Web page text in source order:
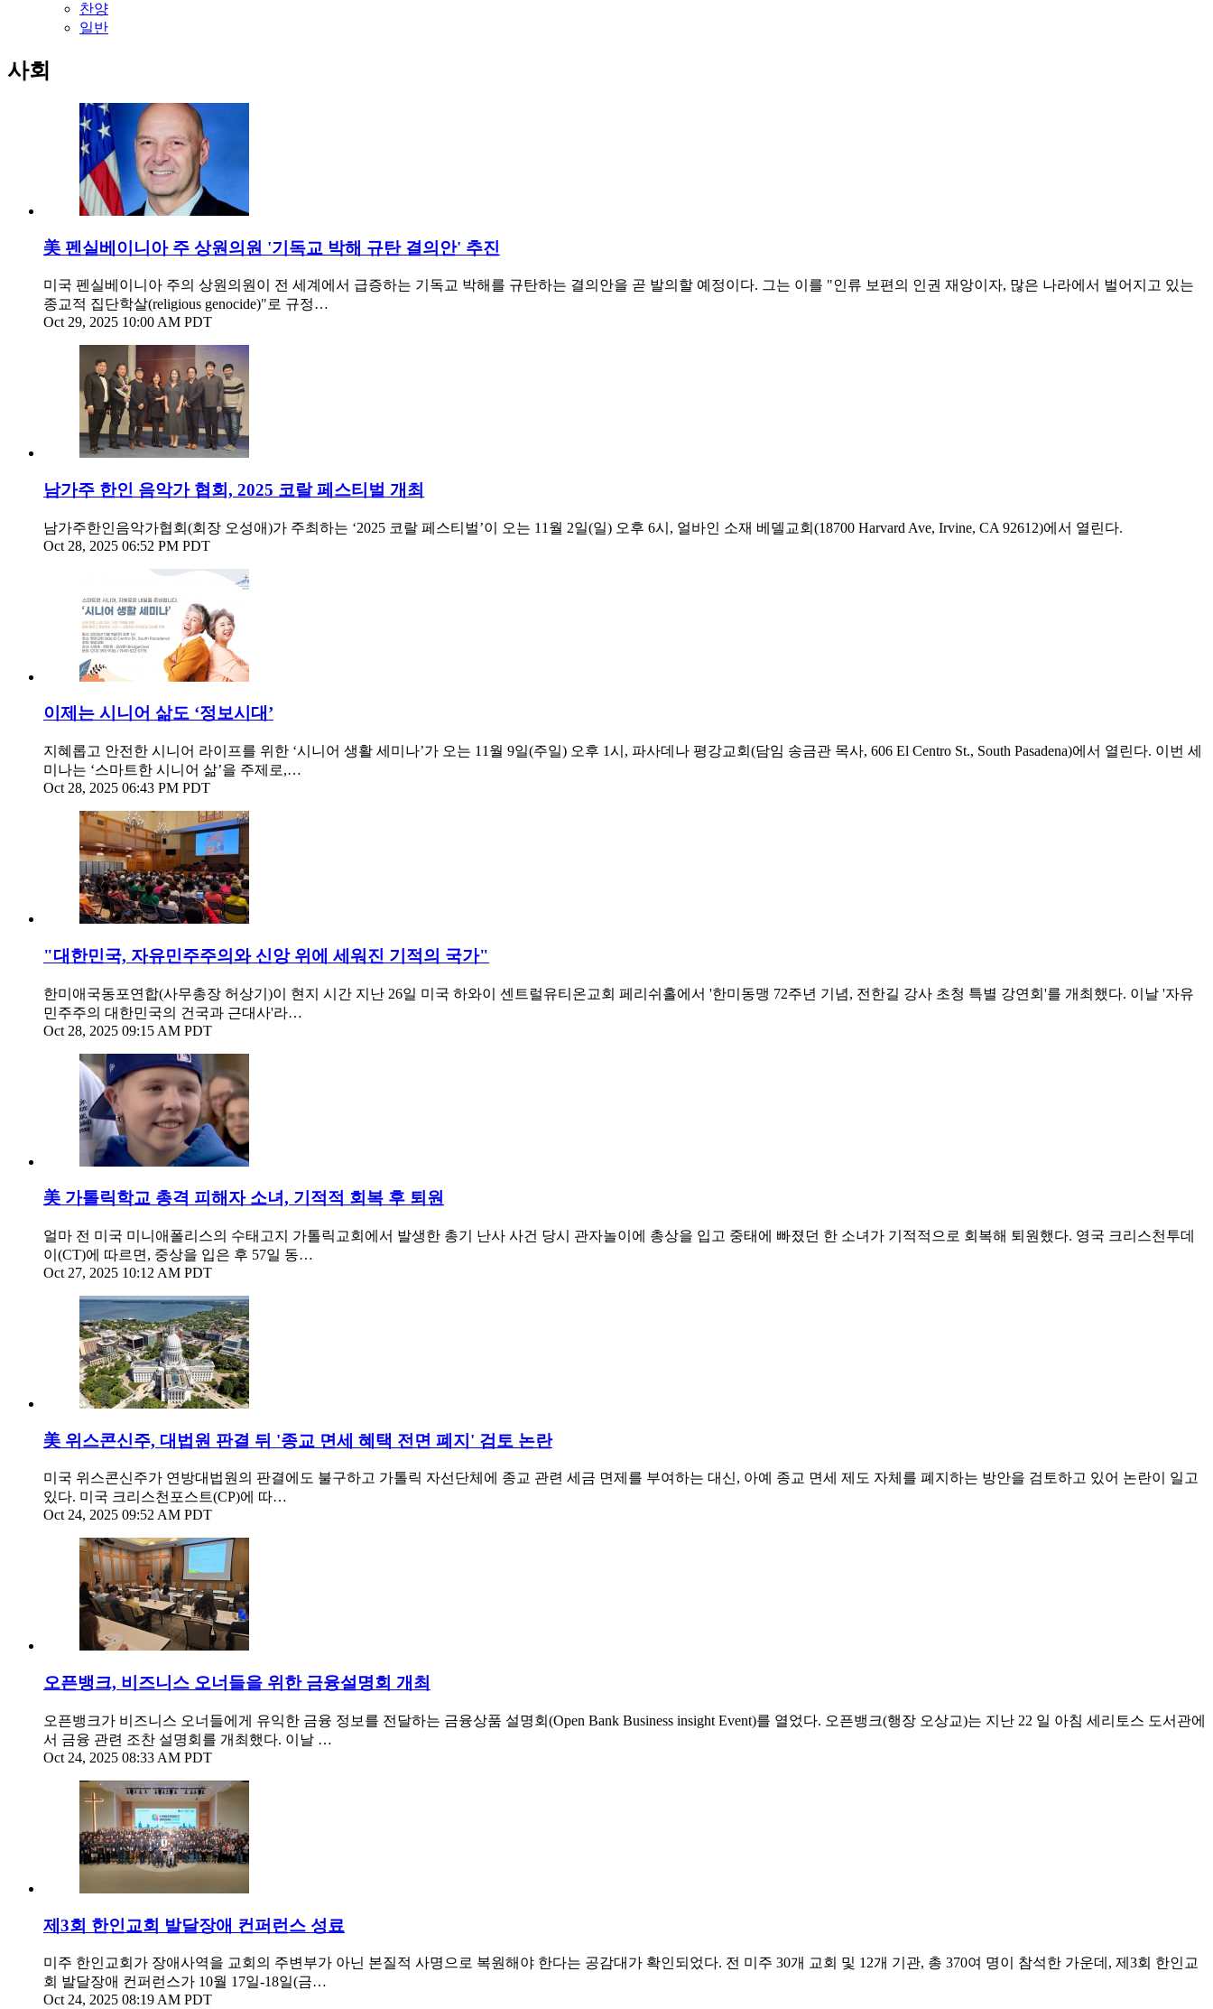
찬양
일반
사회
美 펜실베이니아 주 상원의원 '기독교 박해 규탄 결의안' 추진
미국 펜실베이니아 주의 상원의원이 전 세계에서 급증하는 기독교 박해를 규탄하는 결의안을 곧 발의할 예정이다. 그는 이를 "인류 보편의 인권 재앙이자, 많은 나라에서 벌어지고 있는
종교적 집단학살(religious genocide)"로 규정…
Oct 29, 2025 10:00 AM PDT
남가주 한인 음악가 협회, 2025 코랄 페스티벌 개최
남가주한인음악가협회(회장 오성애)가 주최하는 ‘2025 코랄 페스티벌’이 오는 11월 2일(일) 오후 6시, 얼바인 소재 베델교회(18700 Harvard Ave, Irvine, CA 92612)에서 열린다.
Oct 28, 2025 06:52 PM PDT
이제는 시니어 삶도 ‘정보시대’
지혜롭고 안전한 시니어 라이프를 위한 ‘시니어 생활 세미나’가 오는 11월 9일(주일) 오후 1시, 파사데나 평강교회(담임 송금관 목사, 606 El Centro St., South Pasadena)에서 열린다. 이번 세
미나는 ‘스마트한 시니어 삶’을 주제로,…
Oct 28, 2025 06:43 PM PDT
"대한민국, 자유민주주의와 신앙 위에 세워진 기적의 국가"
한미애국동포연합(사무총장 허상기)이 현지 시간 지난 26일 미국 하와이 센트럴유티온교회 페리쉬홀에서 '한미동맹 72주년 기념, 전한길 강사 초청 특별 강연회'를 개최했다. 이날 '자유
민주주의 대한민국의 건국과 근대사'라…
Oct 28, 2025 09:15 AM PDT
美 가톨릭학교 총격 피해자 소녀, 기적적 회복 후 퇴원
얼마 전 미국 미니애폴리스의 수태고지 가톨릭교회에서 발생한 총기 난사 사건 당시 관자놀이에 총상을 입고 중태에 빠졌던 한 소녀가 기적적으로 회복해 퇴원했다. 영국 크리스천투데
이(CT)에 따르면, 중상을 입은 후 57일 동…
Oct 27, 2025 10:12 AM PDT
美 위스콘신주, 대법원 판결 뒤 '종교 면세 혜택 전면 폐지' 검토 논란
미국 위스콘신주가 연방대법원의 판결에도 불구하고 가톨릭 자선단체에 종교 관련 세금 면제를 부여하는 대신, 아예 종교 면세 제도 자체를 폐지하는 방안을 검토하고 있어 논란이 일고
있다. 미국 크리스천포스트(CP)에 따…
Oct 24, 2025 09:52 AM PDT
오픈뱅크, 비즈니스 오너들을 위한 금융설명회 개최
오픈뱅크가 비즈니스 오너들에게 유익한 금융 정보를 전달하는 금융상품 설명회(Open Bank Business insight Event)를 열었다. 오픈뱅크(행장 오상교)는 지난 22 일 아침 세리토스 도서관에
서 금융 관련 조찬 설명회를 개최했다. 이날 …
Oct 24, 2025 08:33 AM PDT
제3회 한인교회 발달장애 컨퍼런스 성료
미주 한인교회가 장애사역을 교회의 주변부가 아닌 본질적 사명으로 복원해야 한다는 공감대가 확인되었다. 전 미주 30개 교회 및 12개 기관, 총 370여 명이 참석한 가운데, 제3회 한인교
회 발달장애 컨퍼런스가 10월 17일-18일(금…
Oct 24, 2025 08:19 AM PDT